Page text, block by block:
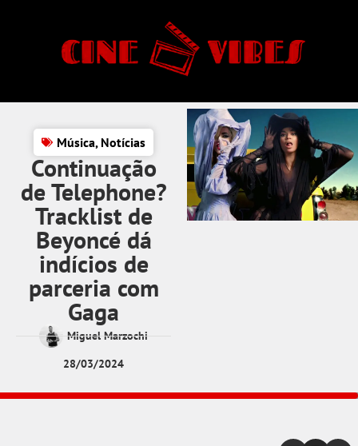
Música, Notícias
Continuação
de Telephone?
Tracklist de
Beyoncé dá
indícios de
parceria com
Gaga
Miguel Marzochi
28/03/2024